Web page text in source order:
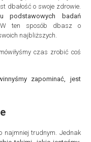
dbałość o swoje zdrowie.
podstawowych badań
W ten sposób dbasz o
najbliższych.
czas zrobić coś
zapominać, jest
najmniej trudnym. Jednak